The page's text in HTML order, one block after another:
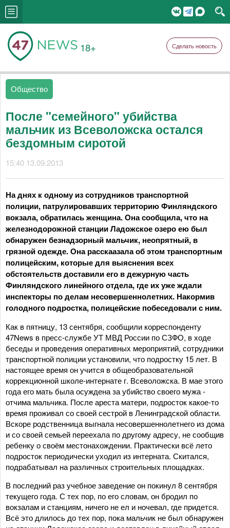
18+ Сделать новость
Общество
После "семейного" убийства
мальчик из Всеволожска остался
бездомным сиротой
15:40 13.09.2013
На днях к одному из сотрудников транспортной
полиции, патрулировавших территорию Финляндского
вокзала, обратилась женщина. Она сообщила, что на
железнодорожной станции Ладожское озеро ею был
обнаружен безнадзорный мальчик, неопрятный, в
грязной одежде. Она расскаазала об этом транспортным
полицейским, которые для выяснения всех
обстоятельств доставили его в дежурную часть
Финляндского линейного отдела, где их уже ждали
инспекторы по делам несовершеннолетних. Накормив
голодного подростка, полицейские побеседовали с ним.
Как в пятницу, 13 сентября, сообщили корреспонденту
47News в пресс-службе УТ МВД России по СЗФО, в ходе
беседы и проведения оперативных мероприятий, сотрудники
транспортной полиции установили, что подростку 15 лет. В
настоящее время он учится в общеобразовательной
коррекционной школе-интернате г. Всеволожска. В мае этого
года его мать была осуждена за убийство своего мужа -
отчима мальчика. После ареста матери, подросток какое-то
время проживал со своей сестрой в Ленинградской области.
Вскоре родственница выгнала несовершеннолетнего из дома
и со своей семьей переехала по другому адресу, не сообщив
ребенку о своём местонахождении. Практически всё лето
подросток периодически уходил из интерната. Скитался,
подрабатывал на различных строительных площадках.
В последний раз учебное заведение он покинул 8 сентября
текущего года. С тех пор, по его словам, он бродил по
вокзалам и станциям, ничего не ел и ночевал, где придется.
Всё это длилось до тех пор, пока мальчик не был обнаружен